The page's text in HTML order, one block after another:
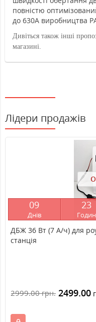
повністю
до 630А виробництва
Дивіться також інші
магазині.
Лідери продажів
09
Днів
23
Годин
ДБЖ 36 Вт (7 А/ч) для
станція
2999.00грн. 2499.00